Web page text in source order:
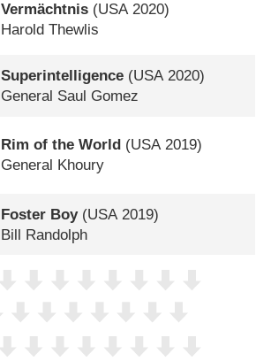
Vermächtnis (USA2020)
Harold Thewlis
Superintelligence (USA2020)
General Saul Gomez
Rim of the World (USA2019)
General Khoury
Foster Boy(USA 2019)
Bill Randolph